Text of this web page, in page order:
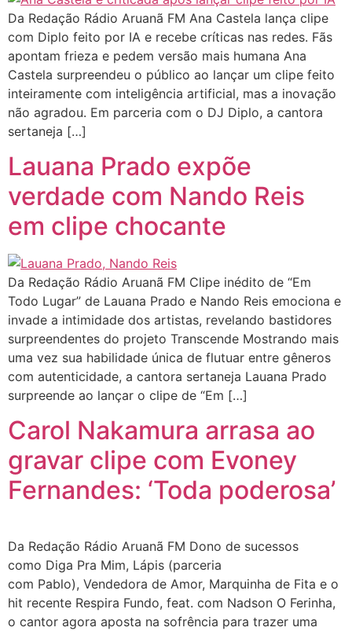
Da Redação Rádio Aruanã FM Ana Castela lança clipe
com Diplo feito por IA e recebe críticas nas redes. Fãs
apontam frieza e pedem versão mais humana Ana
Castela surpreendeu o público ao lançar um clipe feito
inteiramente com inteligência artificial, mas a inovação
não agradou. Em parceria com o DJ Diplo, a cantora
sertaneja […]
Lauana Prado expõe
verdade com Nando Reis
em clipe chocante
Da Redação Rádio Aruanã FM Clipe inédito de “Em
Todo Lugar” de Lauana Prado e Nando Reis emociona e
invade a intimidade dos artistas, revelando bastidores
surpreendentes do projeto Transcende Mostrando mais
uma vez sua habilidade única de flutuar entre gêneros
com autenticidade, a cantora sertaneja Lauana Prado
surpreende ao lançar o clipe de “Em […]
Carol Nakamura arrasa ao
gravar clipe com Evoney
Fernandes: ‘Toda poderosa’
Da Redação Rádio Aruanã FM Dono de sucessos
como Diga Pra Mim, Lápis (parceria
com Pablo), Vendedora de Amor, Marquinha de Fita e o
hit recente Respira Fundo, feat. com Nadson O Ferinha,
o cantor agora aposta na sofrência para trazer uma